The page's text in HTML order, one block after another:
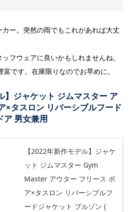
ー。突然の雨でもこれがあれば大丈
フウェアに良いかもしれませんね。
です。在庫限りなのでお早めに。
】ジャケット ジムマスター ア
×タスロン リバーシブルフード
ア 男女兼用
【2022年新作モデル】ジャケ
ット ジムマスター Gym
Master アウター フリース ボ
ア×タスロン リバーシブルフ
ードジャケット ブルゾン (